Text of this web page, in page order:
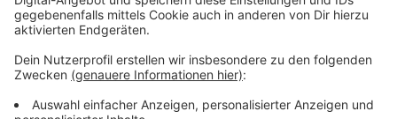
Atze Schröder - "Wat ne Woche" - Der
Podcast
Anzeige